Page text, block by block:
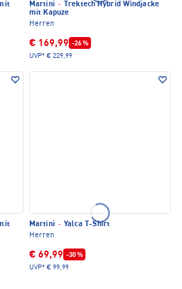
Martini ·
Trektech Hybrid Windjacke
mit Kapuze
Herren
€ 169,99 -26 %
UVP* € 229,99
Martini · Yalca T-Shirt
Herren
€ 69,99 -30 %
UVP* € 99,99